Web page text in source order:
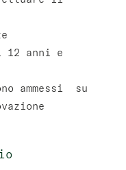
12 anni e
ammessi su